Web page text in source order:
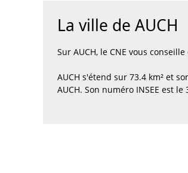
La ville de AUCH
Sur AUCH, le CNE vous
AUCH s'étend sur 73.4 km² et
AUCH. Son numéro INSEE est le